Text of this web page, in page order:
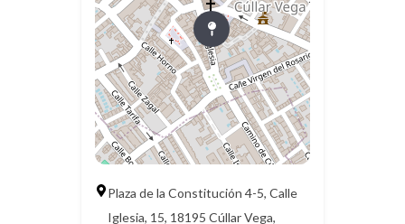
Plaza de la Constitución 4-5, Calle
Iglesia, 15, 18195 Cúllar Vega,